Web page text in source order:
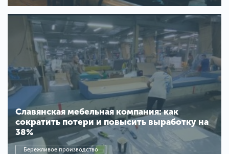
Славянская мебельная компания: как
сократить потери и повысить выработку на
38%
Бережливое производство